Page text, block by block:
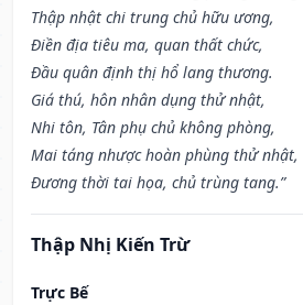
Thập nhật chi trung chủ hữu ương,
Điền địa tiêu ma, quan thất chức,
Đầu quân định thị hổ lang thương.
Giá thú, hôn nhân dụng thử nhật,
Nhi tôn, Tân phụ chủ không phòng,
Mai táng nhược hoàn phùng thử nhật,
Đương thời tai họa, chủ trùng tang.”
Thập Nhị Kiến Trừ
Trực Bế